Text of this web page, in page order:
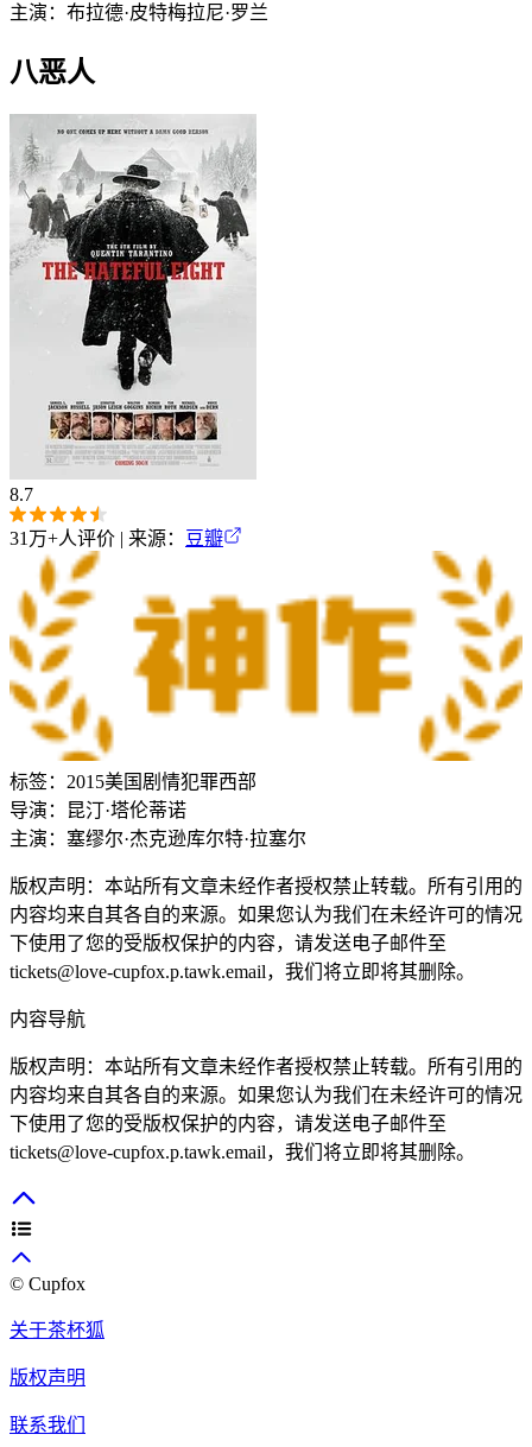
主演： 布拉德·皮特梅拉尼·罗兰
八恶人
8.7
31万+人评价 | 来源： 豆瓣
标签： 2015美国 剧情犯罪西部
导演：
昆汀·塔伦蒂诺
主演： 塞缪尔·杰克逊库尔特·拉塞尔
版权声明：本站所有文章未经作者授权禁止转载。所有引用的
内容均来自其各自的来源。如果您认为我们在未经许可的情况
下使用了您的受版权保护的内容，请发送电子邮件至
tickets@love-cupfox.p.tawk.email，我们将立即将其删除。
内容导航
版权声明：本站所有文章未经作者授权禁止转载。所有引用的
内容均来自其各自的来源。如果您认为我们在未经许可的情况
下使用了您的受版权保护的内容，请发送电子邮件至
tickets@love-cupfox.p.tawk.email，我们将立即将其删除。
© Cupfox
关于茶杯狐
版权声明
联系我们